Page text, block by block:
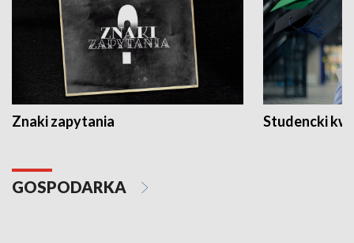
Znaki zapytania Studencki
GOSPODARKA